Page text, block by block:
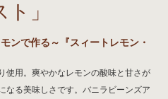
ト」
ンで作る～『スィートレモン・
使用。爽やかなレモンの酸味と甘さが
なる美味しさです。バニラビーンズア